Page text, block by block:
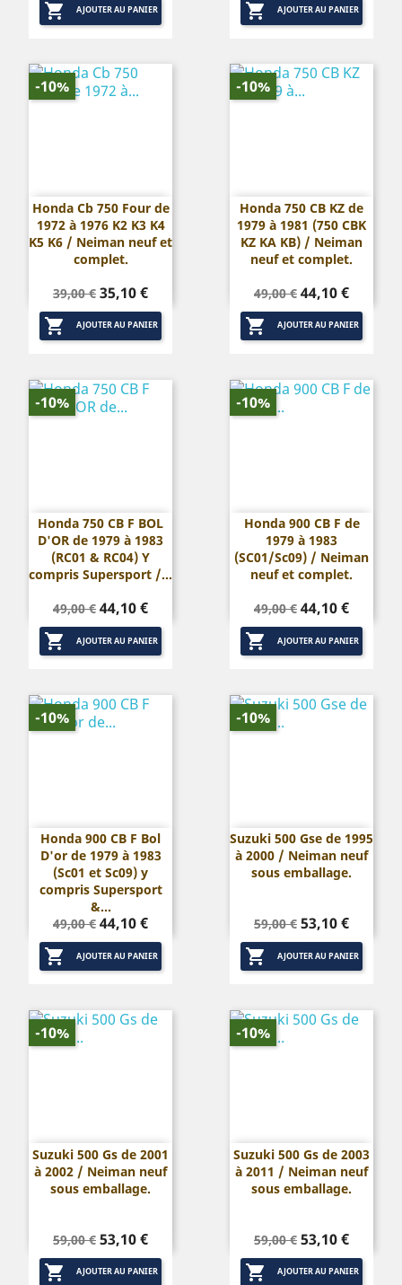
base
 AJOUTER AU PANIER
base
 AJOUTER AU PANIER
Honda Cb 750 Four de
1972 à 1976 K2 K3 K4
K5 K6 / Neiman neuf et
complet.
Prix
de
base
39,00 € Prix
35,10 €
 AJOUTER AU PANIER
-10%
Honda 750 CB KZ de
1979 à 1981 (750 CBK
KZ KA KB) / Neiman
neuf et complet.
Prix
de
base
49,00 € Prix
44,10 €
 AJOUTER AU PANIER
-10%
Honda 750 CB F BOL
D'OR de 1979 à 1983
(RC01 & RC04) Y
compris Supersport /...
Prix
de
base
49,00 € Prix
44,10 €
 AJOUTER AU PANIER
-10%
Honda 900 CB F de
1979 à 1983
(SC01/Sc09) / Neiman
neuf et complet.
Prix
de
base
49,00 € Prix
44,10 €
 AJOUTER AU PANIER
-10%
Honda 900 CB F Bol
D'or de 1979 à 1983
(Sc01 et Sc09) y
compris Supersport
&...
Prix
de
base
49,00 € Prix
44,10 €
 AJOUTER AU PANIER
-10%
Suzuki 500 Gse de 1995
à 2000 / Neiman neuf
sous emballage.
Prix
de
base
59,00 € Prix
53,10 €
 AJOUTER AU PANIER
-10%
Suzuki 500 Gs de 2001
à 2002 / Neiman neuf
sous emballage.
Prix
de
base
59,00 € Prix
53,10 €
 AJOUTER AU PANIER
-10%
Suzuki 500 Gs de 2003
à 2011 / Neiman neuf
sous emballage.
Prix
de
base
59,00 € Prix
53,10 €
 AJOUTER AU PANIER
-10%